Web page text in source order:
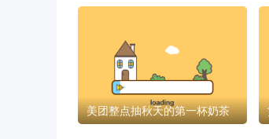
美团整点抽秋天的第一杯奶茶